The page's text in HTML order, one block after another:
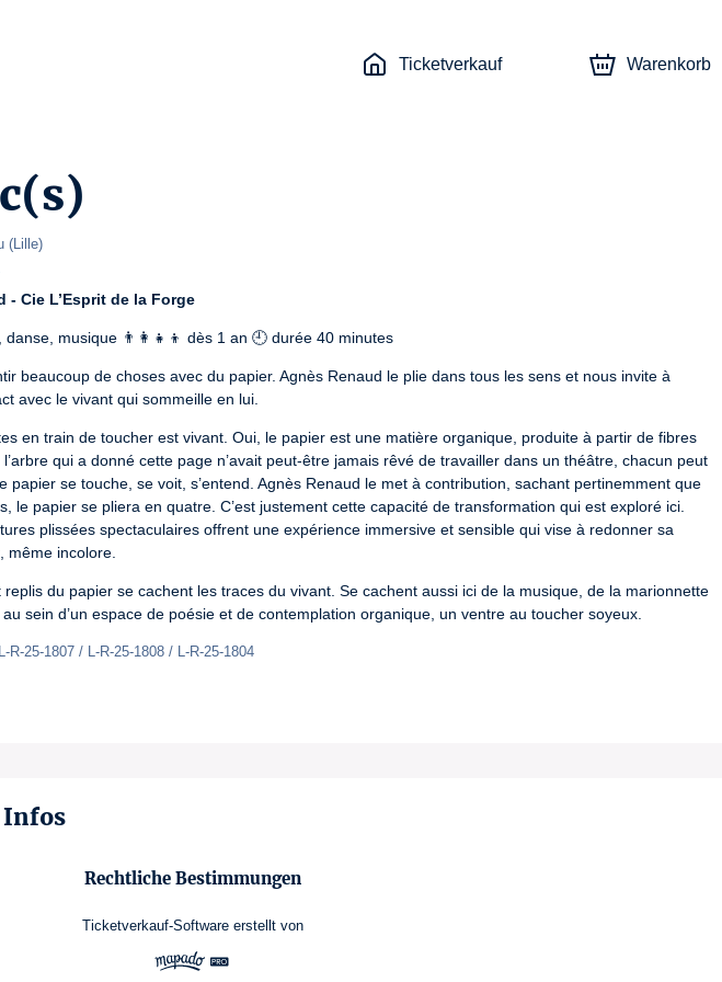
Ticketverkauf Warenkorb
(Lille)
- Cie L’Esprit de la Forge
musique 👨‍👩‍👧‍👦 dès 1 an 🕘 durée 40 minutes
beaucoup de choses avec du papier. Agnès Renaud le plie dans tous les sens et nous invite à
avec le vivant qui sommeille en lui.
en train de toucher est vivant. Oui, le papier est une matière organique, produite à partir de fibres
qui a donné cette page n’avait peut-être jamais rêvé de travailler dans un théâtre, chacun peut
papier se touche, se voit, s’entend. Agnès Renaud le met à contribution, sachant pertinemment que
le papier se pliera en quatre. C’est justement cette capacité de transformation qui est exploré ici.
plissées spectaculaires offrent une expérience immersive et sensible qui vise à redonner sa
même incolore.
replis du papier se cachent les traces du vivant. Se cachent aussi ici de la musique, de la marionnette
sein d’un espace de poésie et de contemplation organique, un ventre au toucher soyeux.
R-25-1807 / L-R-25-1808 / L-R-25-1804
Infos
Rechtliche Bestimmungen
Ticketverkauf-Software erstellt von